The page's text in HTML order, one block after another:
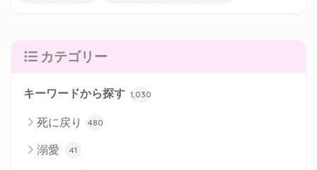
カテゴリー
キーワードから探す 1,030
死に戻り 480
溺愛 41